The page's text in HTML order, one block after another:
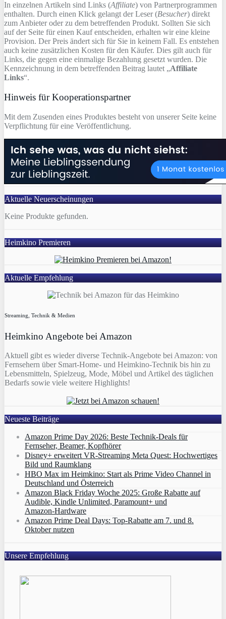
In einzelnen Artikeln sind Links (Affiliate) von Partnerprogrammen
enthalten. Durch einen Klick gelangt der Leser (Besucher) direkt
zum Anbieter oder zu dem betreffenden Produkt. Sollten Sie sich
auf der Seite für einen Kauf entscheiden, erhalten wir eine kleine
Provision. Der Preis ändert sich für Sie in keinem Fall. Es entstehen
auch keine zusätzlichen Kosten für den Käufer. Dies gilt auch für
Links, die gegen eine einmalige Bezahlung gesetzt wurden. Die
Kennzeichnung in dem betreffenden Beitrag lautet „Affiliate
Links“.
Hinweis für Kooperationspartner
Mit dem Zusenden eines Produktes besteht von unserer Seite keine
Verpflichtung für eine Veröffentlichung.
Aktuelle Neuerscheinungen
Keine Produkte gefunden.
Heimkino Premieren
Aktuelle Empfehlung
Streaming, Technik & Medien
Heimkino Angebote bei Amazon
Aktuell gibt es wieder diverse Technik-Angebote bei Amazon: von
Fernsehern über Smart-Home- und Heimkino-Technik bis hin zu
Lebensmitteln, Spielzeug, Mode, Möbel und Artikel des täglichen
Bedarfs sowie viele weitere Highlights!
Neueste Beiträge
Amazon Prime Day 2026: Beste Technik-Deals für
Fernseher, Beamer, Kopfhörer
Disney+ erweitert VR‑Streaming Meta Quest: Hochwertiges
Bild und Raumklang
HBO Max im Heimkino: Start als Prime Video Channel in
Deutschland und Österreich
Amazon Black Friday Woche 2025: Große Rabatte auf
Audible, Kindle Unlimited, Paramount+ und
Amazon‑Hardware
Amazon Prime Deal Days: Top-Rabatte am 7. und 8.
Oktober nutzen
Unsere Empfehlung